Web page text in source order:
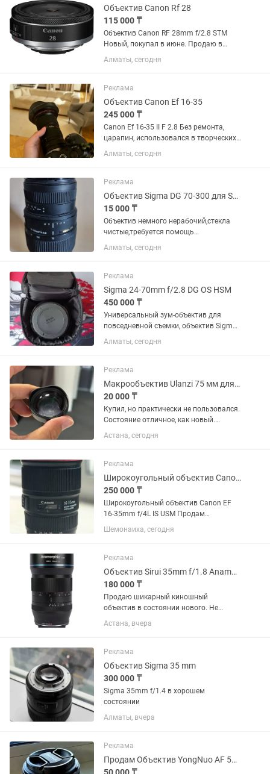
Объектив Canon Rf 28
115 000 ₸
Объектив Canon RF 28mm f/2.8 STM
Новый, покупал в июне. Продаю в
связи ненадобностью.
Алматы, сегодня
Реклама
Объектив Canon Ef 16-35
245 000 ₸
Canon Ef 16-35 II F 2.8 Без ремонта,
царапин, использовался в творческих
целях, в банкетах не был. Состояние
10/10. Торг минимальный. Продаю так
Алматы, сегодня
Реклама
Объектив Sigma DG 70-300 для Sony
15 000 ₸
Объектив немного нерабочий,стекла
чистые,требуется помощь
мастера,снимать в принципе можно в
ручной фокусировке
Алматы, сегодня
Реклама
Sigma 24-70mm f/2.8 DG OS HSM
450 000 ₸
Универсальный зум-объектив для
повседневной съемки, объектив Sigma
24-70mm f/2.8 DG OS HSM с креплением
Canon EF охватывает полезный
широкоугольного до портретного,...
Алматы, сегодня
Реклама
Макрообъектив Ulanzi 75 мм для смартфона
20 000 ₸
Купил, но практически не пользовался.
Состояние отличное, как новый.
Идеально подходит для макросъемки:
цветы, насекомые, украшения,
фокусировка на расстоянии...
Астана, сегодня
Реклама
Широкоугольный объектив Canon EF 16-35mm f/4L IS USM
250 000 ₸
Широкоугольный объектив Canon EF
16-35mm f/4L IS USM Продам
широкоугольный объектив Canon
серии L в отличном состоянии. Canon
использовался, с момента покупки 1
год.
Шемонаиха, сегодня
Реклама
Объектив Sirui 35mm f/1.8 Anamorphic 1.33x для Sony E
180 000 ₸
Продаю шикарный киношный
объектив в состоянии нового. Не
использовался. Родной чехол. Торг
есть, предлагайте цену - подумаем
1.33x для Sony E
Астана, вчера
Реклама
Объектив Sigma 35 mm
300 000 ₸
Sigma 35mm f/1.4 в хорошем
состоянии
Алматы, вчера
Реклама
Продам Объектив YongNuo AF 50mm f/1.8 Canon EF